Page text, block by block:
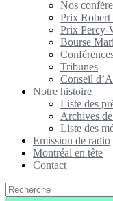
Nos
Prix Robert
Prix Percy-
Bourse
Tribunes
Conseil
Notre histoire
Liste des
Archives
Liste des
Emission de radio
Montréal en tête
Contact